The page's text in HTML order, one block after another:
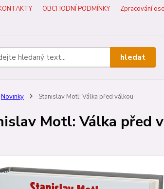
OBCHODNÍ PODMÍNKY
Zpracování
hledat
Novinky Stanislav Motl: Válka před válkou
Motl: Válka před